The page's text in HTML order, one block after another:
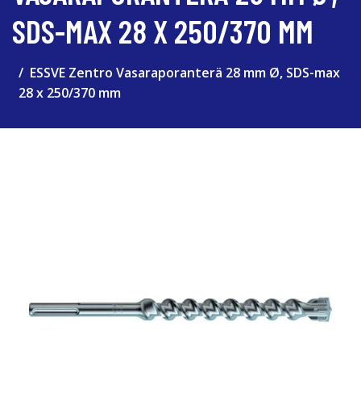
SDS-MAX 28 X 250/370 MM
ESSVE Zentro Vasaraporanterä 28 mm Ø, SDS-max
28 x 250/370 mm